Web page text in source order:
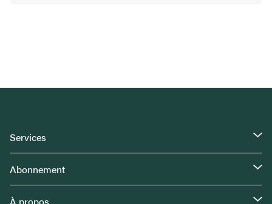
Services
Abonnement
À propos